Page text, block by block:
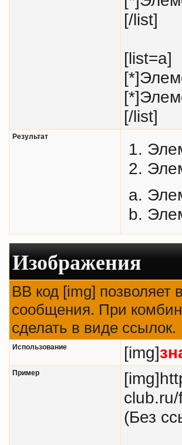
[/list]
[list=a]
[/list]
Результат
Изображения
BB код [img] позволяет
сообщения. При
сделать в виде ссылок.
Использование [img]
Пример
(Без